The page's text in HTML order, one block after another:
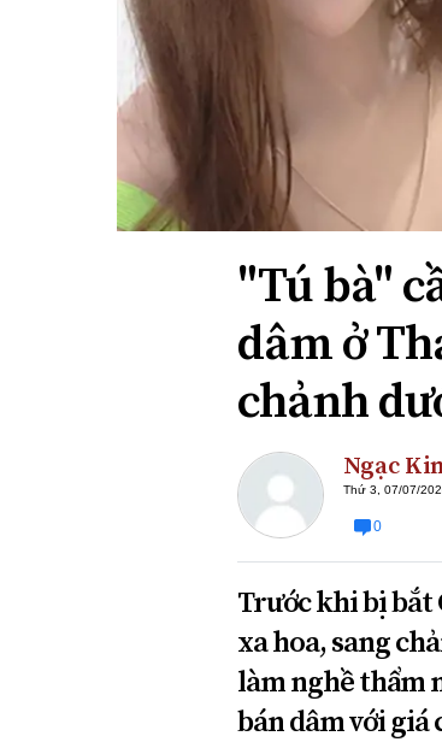
"Tú bà"
dâm ở
chảnh
Ngạc
Thứ 3, 07/07/
0
Trước khi bị bắt
xa hoa, sang
làm nghề thẩm
bán dâm với giá